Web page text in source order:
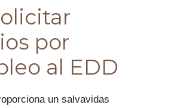
por
al EDD
un salvavidas